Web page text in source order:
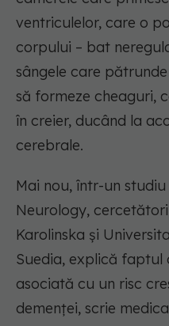
ventriculelor, care o
corpului – bat
sângele care
să formeze cheaguri,
în creier, ducând la
cerebrale.
Mai nou, într-un
Neurology,
Karolinska și
Suedia, explică
asociată cu un risc
demenței, scrie